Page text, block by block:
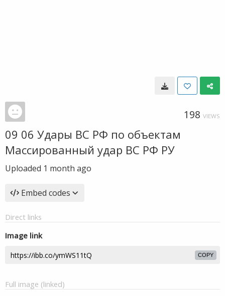
198 VIEWS
09 06 Удары ВС РФ по объектам
Массированный удар ВС РФ РУ
Uploaded 1 month ago
Embed codes
Direct links
Image link
COPY
Full image (linked)